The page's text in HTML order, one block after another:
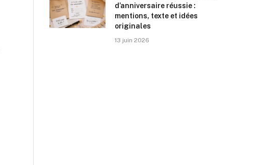
d’anniversaire réussie :
mentions, texte et idées
originales
13 juin 2026